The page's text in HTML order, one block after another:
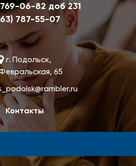
06-82 доб 231
787-55-07
г. Подольск,
65
Контакты